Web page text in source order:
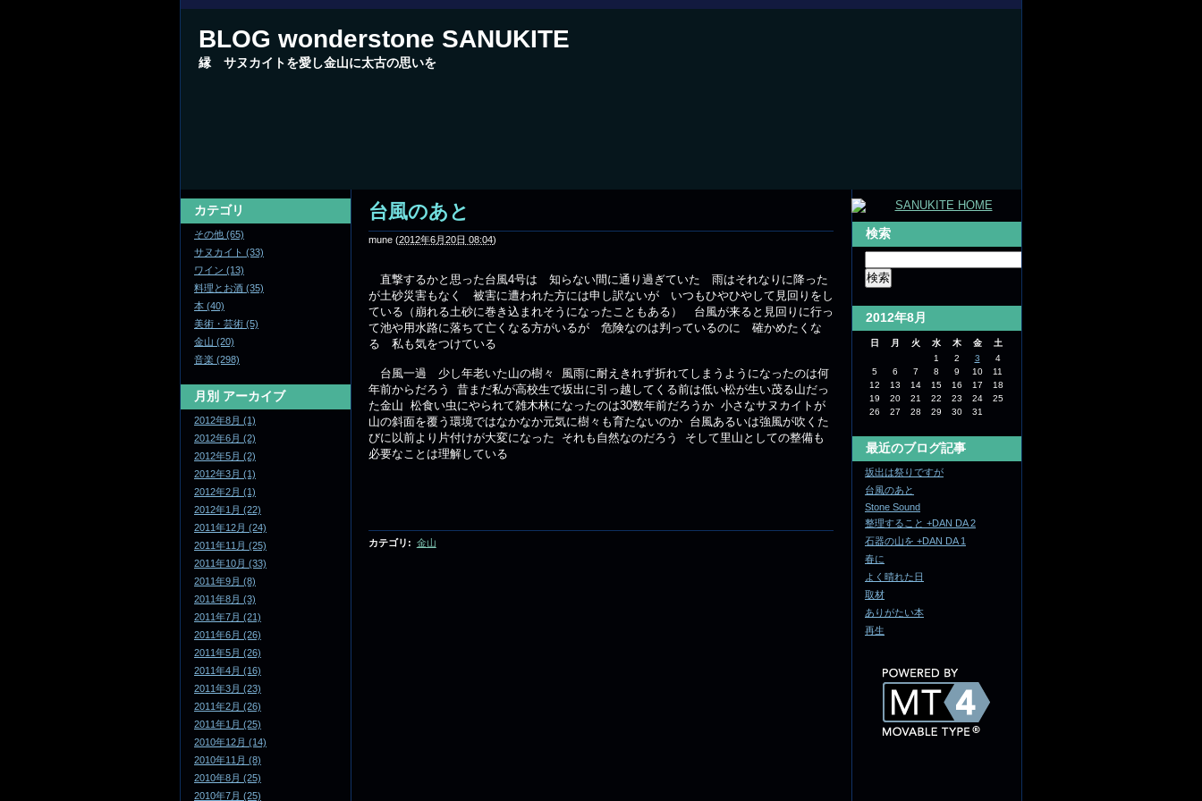
BLOG wonderstone SANUKITE
縁 サヌカイトを愛し金山に太古の思いを
台風のあと
mune (2012年6月20日 08:04)
直撃するかと思った台風4号は 知らない間に通り過ぎていた 雨はそれなりに降った
が土砂災害もなく 被害に遭われた方には申し訳ないが いつもひやひやして見回りをし
ている（崩れる土砂に巻き込まれそうになったこともある） 台風が来ると見回りに行っ
て池や用水路に落ちて亡くなる方がいるが 危険なのは判っているのに 確かめたくな
る 私も気をつけている
台風一過 少し年老いた山の樹々 風雨に耐えきれず折れてしまうようになったのは何
年前からだろう 昔まだ私が高校生で坂出に引っ越してくる前は低い松が生い茂る山だっ
た金山 松食い虫にやられて雑木林になったのは30数年前だろうか 小さなサヌカイトが
山の斜面を覆う環境ではなかなか元気に樹々も育たないのか 台風あるいは強風が吹くた
びに以前より片付けが大変になった それも自然なのだろう そして里山としての整備も
必要なことは理解している
カテゴリ : 金山
カテゴリ
その他 (65)
サヌカイト (33)
ワイン (13)
料理とお酒 (35)
本 (40)
美術・芸術 (5)
金山 (20)
音楽 (298)
月別 アーカイブ
2012年8月 (1)
2012年6月 (2)
2012年5月 (2)
2012年3月 (1)
2012年2月 (1)
2012年1月 (22)
2011年12月 (24)
2011年11月 (25)
2011年10月 (33)
2011年9月 (8)
2011年8月 (3)
2011年7月 (21)
2011年6月 (26)
2011年5月 (26)
2011年4月 (16)
2011年3月 (23)
2011年2月 (26)
2011年1月 (25)
2010年12月 (14)
2010年11月 (8)
2010年8月 (25)
2010年7月 (25)
検索
2012年8月
日 月 火 水 木 金
土
1
2 3
4
5
6 7 8 9 10
11
12
13 14 15 16 17
18
19
20 21 22 23 24
25
26
27 28 29 30 31
最近のブログ記事
坂出は祭りですが
台風のあと
Stone Sound
整理すること +DAN DA 2
石器の山を +DAN DA 1
春に
よく晴れた日
取材
ありがたい本
再生